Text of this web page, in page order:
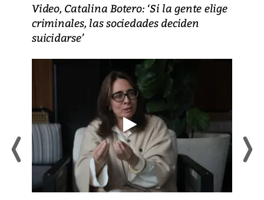
Video, Catalina Botero: ‘Si la gente elige
criminales, las sociedades deciden
suicidarse’